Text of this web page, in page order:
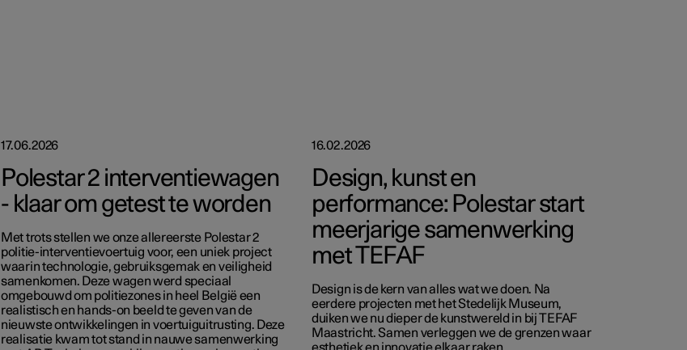
17.06.2026
Polestar 2 interventiewagen
- klaar om getest te worden
Met trots stellen we onze allereerste Polestar 2
politie-interventievoertuig voor, een uniek project
waarin technologie, gebruiksgemak en veiligheid
samenkomen. Deze wagen werd speciaal
omgebouwd om politiezones in heel België een
realistisch en hands-on beeld te geven van de
nieuwste ontwikkelingen in voertuiguitrusting. Deze
realisatie kwam tot stand in nauwe samenwerking
16.02.2026
Design, kunst en
performance: Polestar start
meerjarige samenwerking
met TEFAF
Design is de kern van alles wat we doen. Na
eerdere projecten met het Stedelijk Museum,
duiken we nu dieper de kunstwereld in bij TEFAF
Maastricht. Samen verleggen we de grenzen waar